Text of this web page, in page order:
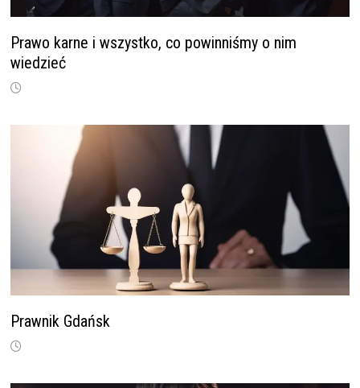
Prawo karne i wszystko, co powinniśmy o nim
wiedzieć
Prawnik Gdańsk